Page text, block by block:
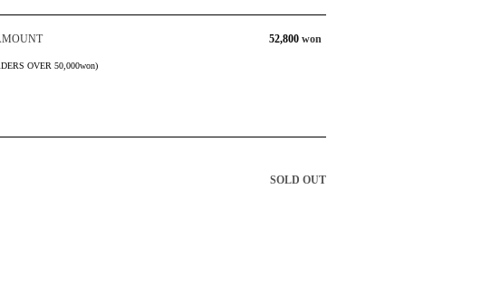
52,800 won
OVER 50,000won)
SOLD OUT